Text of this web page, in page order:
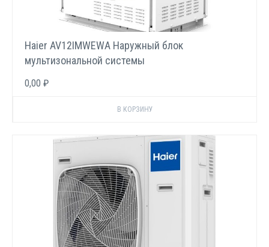
Haier AV12IMWEWA Наружный блок
мультизональной системы
0,00 ₽